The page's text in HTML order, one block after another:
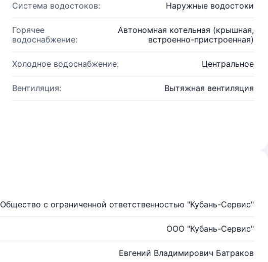
Система водостоков: Наружные водостоки
Горячее
водоснабжение:
Автономная котельная (крышная,
встроенно-пристроенная)
Холодное водоснабжение: Центральное
Вентиляция: Вытяжная вентиляция
Общество с ограниченной ответственностью "Кубань-Сервис"
ООО "Кубань-Сервис"
Евгений Владимирович Батраков